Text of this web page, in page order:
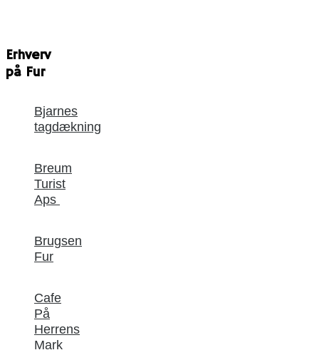
Erhverv
på Fur
Bjarnes
tagdækning
Breum
Turist
Aps
Brugsen
Fur
Cafe
På
Herrens
Mark